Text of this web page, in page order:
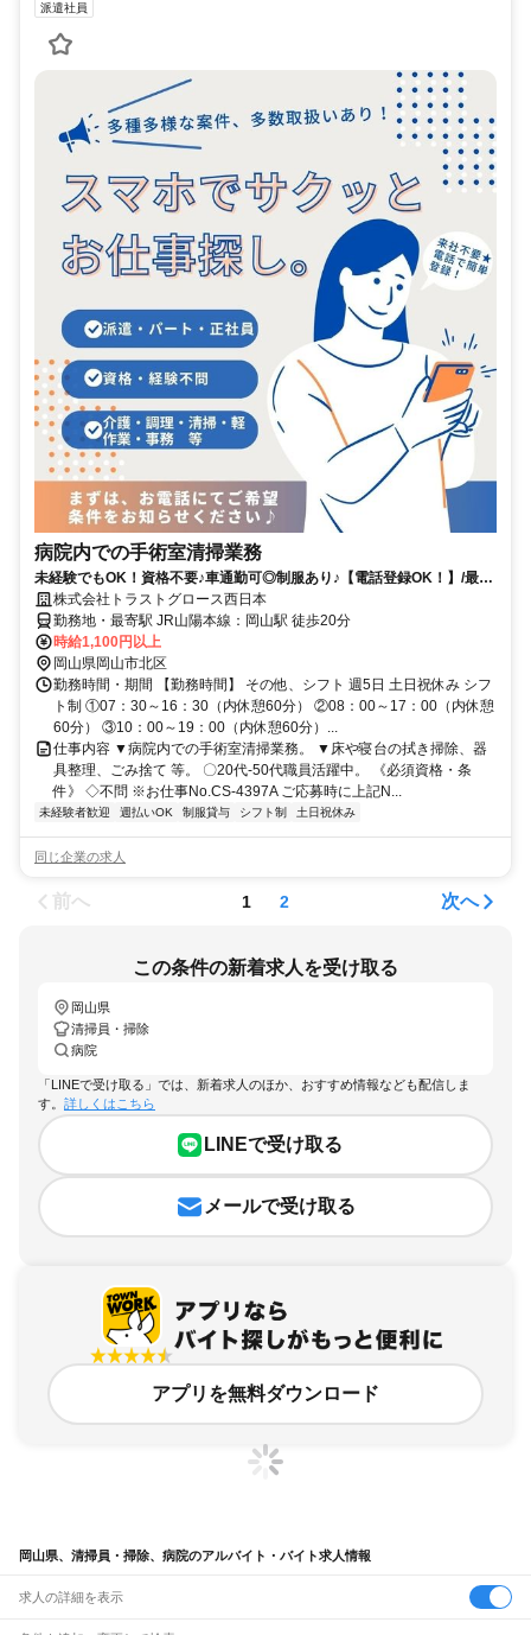
派遣社員
病院内での手術室清掃業務
未経験でもOK！資格不要♪車通勤可◎制服あり♪【電話登録OK！】/最寄
り:岡山駅
株式会社トラストグロース西日本
勤務地・最寄駅 JR山陽本線：岡山駅 徒歩20分
時給1,100円以上
岡山県岡山市北区
勤務時間・期間 【勤務時間】 その他、シフト 週5日 土日祝休み シフ
ト制 ①07：30～16：30（内休憩60分） ②08：00～17：00（内休憩
60分） ③10：00～19：00（内休憩60分）...
仕事内容 ▼病院内での手術室清掃業務。 ▼床や寝台の拭き掃除、器
具整理、ごみ捨て 等。 〇20代-50代職員活躍中。 《必須資格・条
件》 ◇不問 ※お仕事No.CS-4397A ご応募時に上記N...
未経験者歓迎 週払いOK 制服貸与 シフト制 土日祝休み
同じ企業の求人
前へ 1 2 次へ
この条件の新着求人を受け取る
岡山県
清掃員・掃除
病院
「LINEで受け取る」では、新着求人のほか、おすすめ情報なども配信しま
す。 詳しくはこちら
LINEで受け取る
メールで受け取る
アプリを無料ダウンロード
岡山県、清掃員・掃除、病院のアルバイト・バイト求人情報
求人の詳細を表示